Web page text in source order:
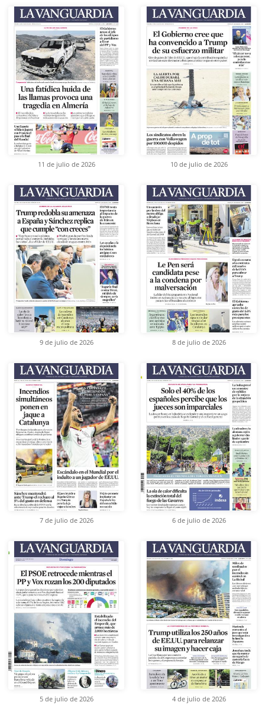
11 de julio de 2026 10 de julio de 2026
9 de julio de 2026 8 de julio de 2026
7 de julio de 2026 6 de julio de 2026
5 de julio de 2026 4 de julio de 2026